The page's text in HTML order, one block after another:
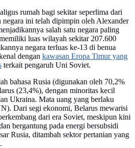
rumah bagi sekitar seperlima dari
negara ini telah dipimpin oleh Alexander
salah satu negara paling
luas wilayah sekitar 207.600
negara terluas ke-13 di benua
dengan kawasan Eropa Timur yang
terkait pengaruh Uni Soviet.
bahasa Rusia (digunakan oleh 70,2%
(23,4%), dengan minoritas kecil
Ukraina. Mata uang yang berlaku
Dari segi ekonomi, Belarus mewarisi
dari era Soviet, meskipun kini
bergantung pada energi bersubsidi
Rusia, ditambah sektor pertanian yang